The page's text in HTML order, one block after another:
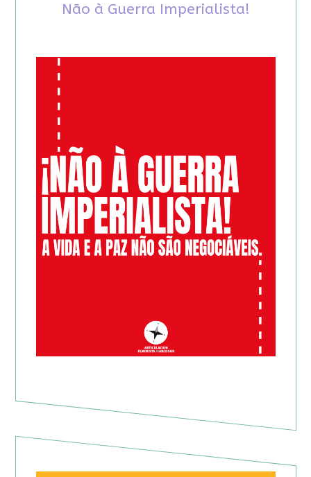
Não à Guerra Imperialista!